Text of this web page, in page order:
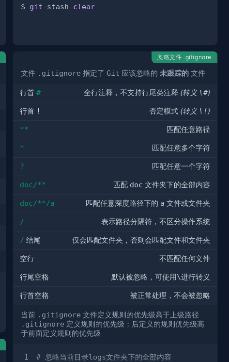
$ git stash clear
忽略文件 .gitignore
文件 .gitignore 指定了Git 应该忽略的未跟踪的 文件
行首# 全行注释，不支持行尾类注释 (转义 \#)
行首 ! 否定模式 (转义 \!)
** 匹配任意路径
* 匹配任意多个字符
? 匹配任意一个字符
doc/** 匹配 doc 文件夹下的全部内容
doc/**/a 匹配任意深度路径下的 a 文件或文件夹
/ 表示路径分隔符，不区分操作系统
/ 结尾 仅会匹配文件夹，否则会匹配文件和文件夹
空行 不匹配任何文件
行尾空格 默认被忽略，可使用\进行转义
行首空格 被正常处理，不会被忽略
当前 .gitignore 文件定义规则的优先级高于上级路径
.gitignore 定义规则的优先级；后定义的规则优先级高
于前面定义规则的优先级
# 忽略当前目录logs文件夹下的全部内容